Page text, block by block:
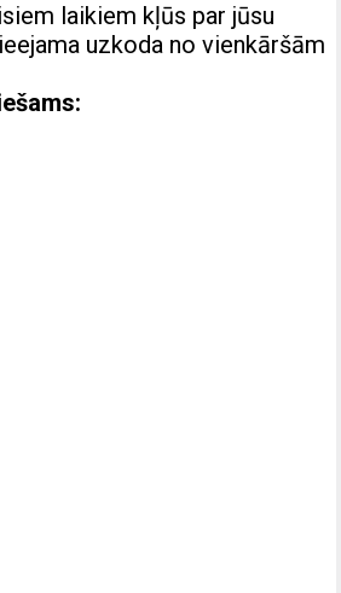
laikiem kļūs par jūsu
uzkoda no vienkāršām